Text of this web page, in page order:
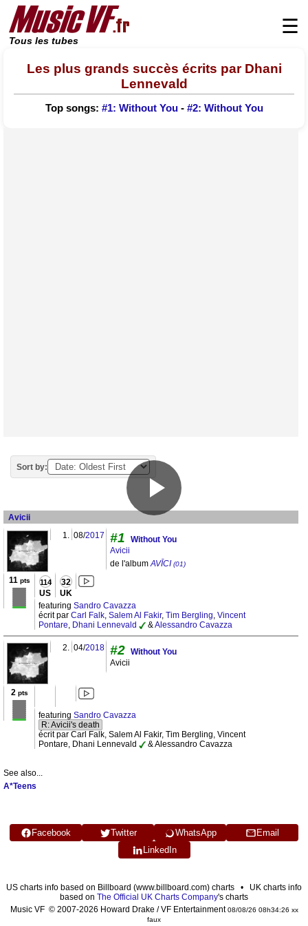
Tous les tubes
☰
Les plus grands succès écrits par Dhani
Lennevald
Top songs: #1: Without You- #2: Without You
Sort by:
Avicii
1. 08/2017 #1
Without You
Avicii
de l'albumAVĪCI(01)
11 pts
114
US
32
UK
featuring Sandro Cavazza
écrit par Carl Falk, Salem Al Fakir, Tim Bergling, Vincent
Pontare, Dhani Lennevald &Alessandro Cavazza
2. 04/2018 #2 Without You
Avicii
2 pts
featuring Sandro Cavazza
R: Avicii's death
écrit par Carl Falk, Salem Al Fakir, Tim Bergling, Vincent
Pontare, Dhani Lennevald
& Alessandro Cavazza
See also...
A*Teens
Facebook Twitter WhatsApp
Email
LinkedIn
US charts info based on Billboard (www.billboard.com) charts • UK charts info
based on The Official UK Charts Company's charts
Music VF © 2007-2026 Howard Drake / VF Entertainment08/08/26 08h34:26 xx
faux